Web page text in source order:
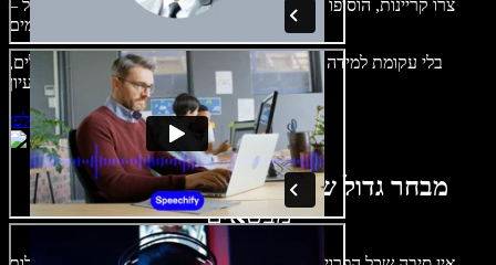
צרו קריינות, הוסיפו תמונות ללא זכויות, אודיו, סרטונים ושיבוט קול –
בלי עקומת למידה – הכול זמין בדפדפן. יוצרי תוכן כבר לא מוגבלים,
התחילו ליצור באולפן
מבחר גדול של קולות נשים וגברים במגוון
מבטאים